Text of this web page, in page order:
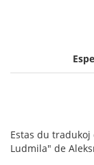
Estas du
Ludmila" de